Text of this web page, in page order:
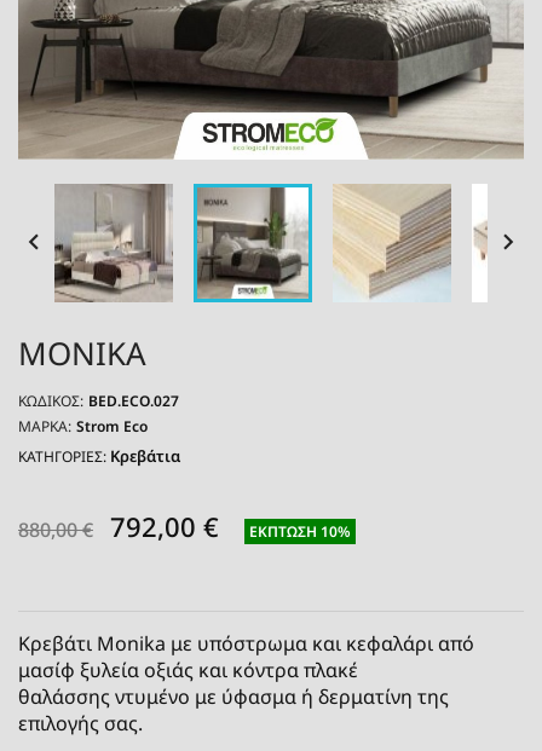
 
MONIKA
ΚΩΔΙΚΌΣ: BED.ECO.027
ΜΆΡΚΑ: Strom Eco
ΚΑΤΗΓΟΡΙΕΣ: Κρεβάτια
880,00 € 792,00 € ΈΚΠΤΩΣΗ 10%
Κρεβάτι Monika με υπόστρωμα και κεφαλάρι από
μασίφ ξυλεία οξιάς και κόντρα πλακέ
θαλάσσης ντυμένο με ύφασμα ή δερματίνη της
επιλογής σας.